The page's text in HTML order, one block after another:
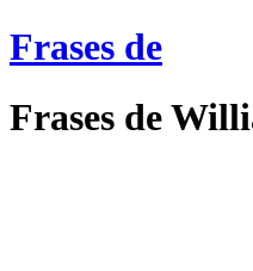
Frases de
Frases de